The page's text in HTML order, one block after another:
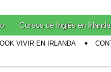
Cursos de Inglés en Irlanda
VIVIR EN IRLANDA